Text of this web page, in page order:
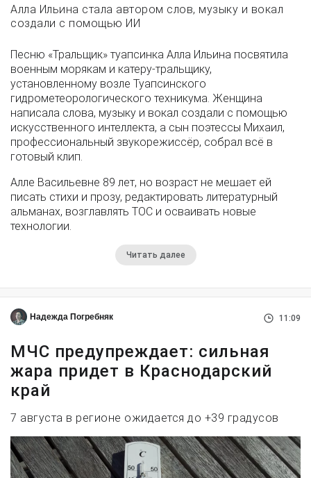
Алла Ильина стала автором слов, музыку и вокал
создали с помощью ИИ
Песню «Тральщик» туапсинка Алла Ильина посвятила
военным морякам и катеру-тральщику,
установленному возле Туапсинского
гидрометеорологического техникума. Женщина
написала слова, музыку и вокал создали с помощью
искусственного интеллекта, а сын поэтессы Михаил,
профессиональный звукорежиссёр, собрал всё в
готовый клип.
Алле Васильевне 89 лет, но возраст не мешает ей
писать стихи и прозу, редактировать литературный
альманах, возглавлять ТОС и осваивать новые
технологии.
Читать далее
Надежда Погребняк 11:09
МЧС предупреждает: сильная
жара придет в Краснодарский
край
7 августа в регионе ожидается до +39 градусов